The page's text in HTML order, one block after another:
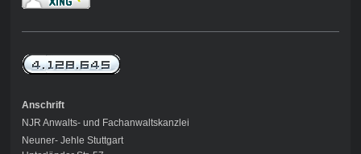
Anschrift
NJR Anwalts- und Fachanwaltskanzlei
Neuner- Jehle Stuttgart